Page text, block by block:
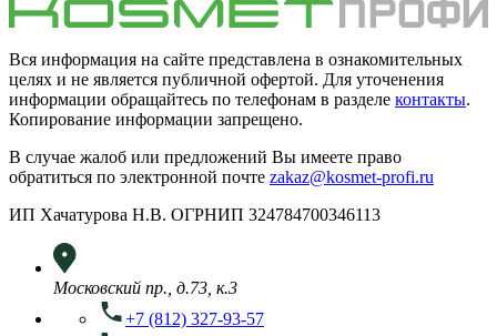
Вся информация на сайте представлена в ознакомительных
целях и не является публичной офертой. Для уточенения
информации обращайтесь по телефонам в разделе контакты.
Копирование информации запрещено.
В случае жалоб или предложений Вы имеете право
обратиться по электронной почте zakaz@kosmet-profi.ru
ИП Хачатурова Н.В. ОГРНИП 324784700346113
Московский пр., д.73, к.3
+7 (812) 327-93-57